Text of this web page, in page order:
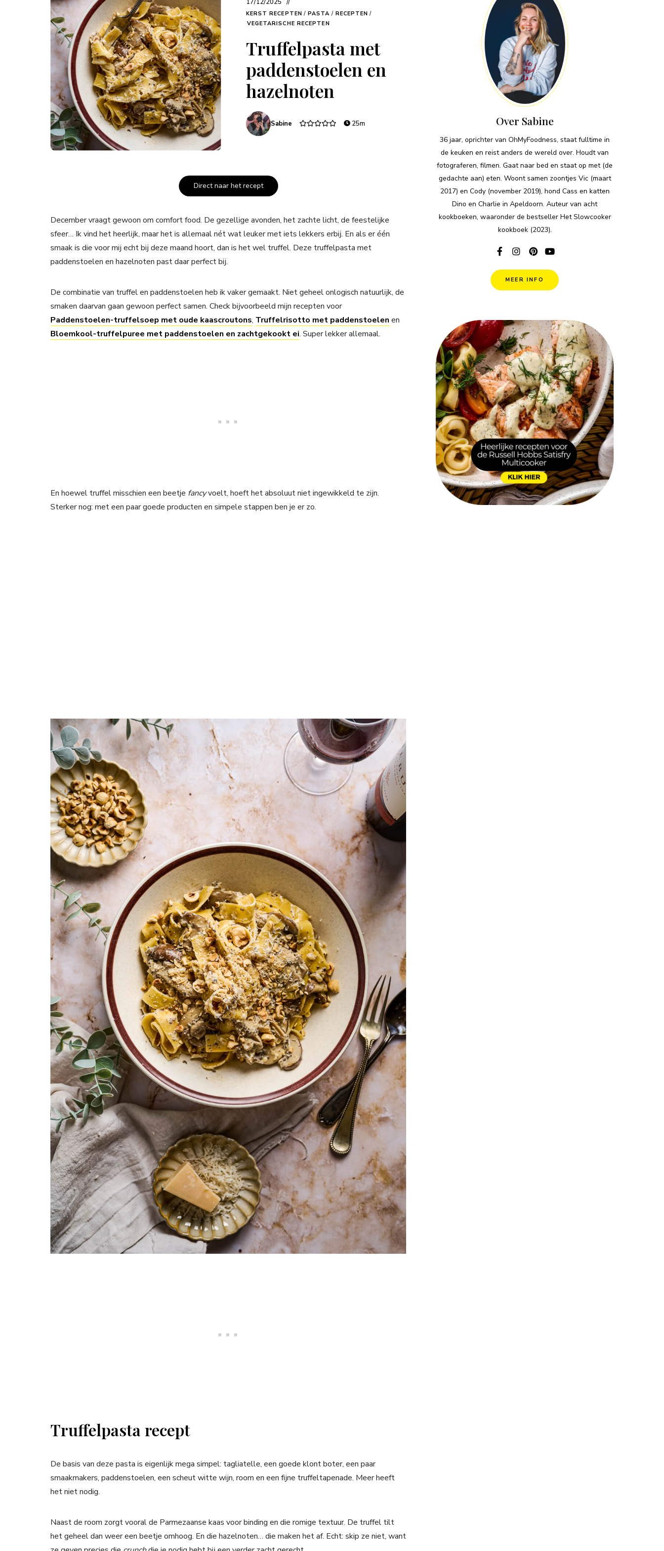
17/12/2025
KERST RECEPTEN / PASTA / RECEPTEN /
VEGETARISCHE RECEPTEN
Truffelpasta met
paddenstoelen en
hazelnoten
Sabine 25m
Direct naar het recept
December vraagt gewoon om comfort food. De gezellige avonden, het zachte licht, de feestelijke
sfeer… Ik vind het heerlijk, maar het is allemaal nét wat leuker met iets lekkers erbij. En als er één
smaak is die voor mij echt bij deze maand hoort, dan is het wel truffel. Deze truffelpasta met
paddenstoelen en hazelnoten past daar perfect bij.
De combinatie van truffel en paddenstoelen heb ik vaker gemaakt. Niet geheel onlogisch natuurlijk, de
smaken daarvan gaan gewoon perfect samen. Check bijvoorbeeld mijn recepten voor
Paddenstoelen-truffelsoep met oude kaascroutons, Truffelrisotto met paddenstoelen en
Bloemkool-truffelpuree met paddenstoelen en zachtgekookt ei. Super lekker allemaal.
En hoewel truffel misschien een beetje fancyvoelt, hoeft het absoluut niet ingewikkeld te zijn.
Sterker nog: met een paar goede producten en simpele stappen ben je er zo.
Truffelpasta recept
De basis van deze pasta is eigenlijk mega simpel: tagliatelle, een goede klont boter, een paar
smaakmakers, paddenstoelen, een scheut witte wijn, room en een fijne truffeltapenade. Meer heeft
het niet nodig.
Naast de room zorgt vooral de Parmezaanse kaas voor binding en die romige textuur. De truffel tilt
het geheel dan weer een beetje omhoog. En die hazelnoten… die maken het af. Echt: skip ze niet, want
Over Sabine
36 jaar, oprichter van OhMyFoodness, staat fulltime in
de keuken en reist anders de wereld over. Houdt van
fotograferen, filmen. Gaat naar bed en staat op met (de
gedachte aan) eten. Woont samen zoontjes Vic (maart
2017) en Cody (november 2019), hond Cass en katten
Dino en Charlie in Apeldoorn. Auteur van acht
kookboeken, waaronder de bestseller Het Slowcooker
kookboek (2023).
MEER INFO